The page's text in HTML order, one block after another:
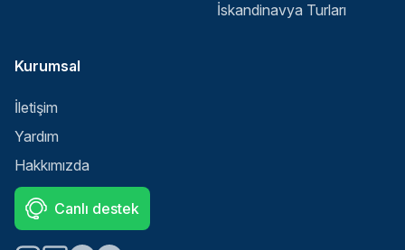
İskandinavya Turları
Kurumsal
İletişim
Yardım
Hakkımızda
Canlı destek